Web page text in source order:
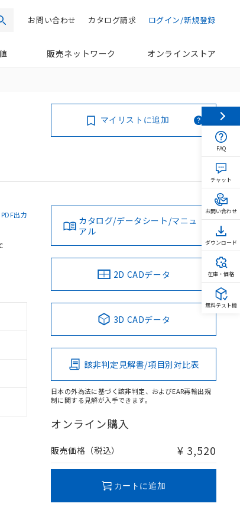
検索 ログイン/新規登録
カタログ請求
お問い合わせ
販売ネットワーク オンラインストア
マイリストに追加
PDF出力
カタログ/データシート/マニュ
アル
2D CADデータ
3D CADデータ
該非判定見解書/項目別対比表
日本の外為法に基づく該非判定、およびEAR再輸出規
制に関する見解が入手できます。
オンライン購入
販売価格（税込） ¥ 3,520
カートに追加
FAQ
チャット
お問い合わせ
ダウンロード
在庫・価格
無料テスト機